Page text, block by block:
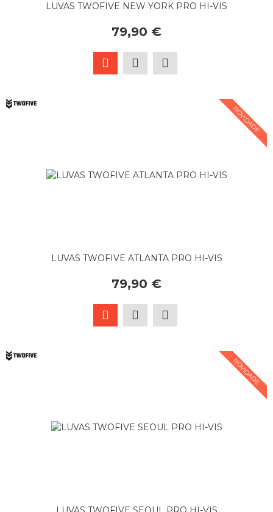
LUVAS TWOFIVE NEW YORK PRO HI-VIS
79,90 €
NOVIDADE
LUVAS TWOFIVE ATLANTA PRO HI-VIS
79,90 €
NOVIDADE